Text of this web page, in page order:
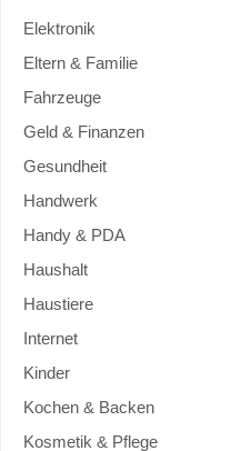
Elektronik
Eltern & Familie
Fahrzeuge
Geld & Finanzen
Gesundheit
Handwerk
Handy & PDA
Haushalt
Haustiere
Internet
Kinder
Kochen & Backen
Kosmetik & Pflege